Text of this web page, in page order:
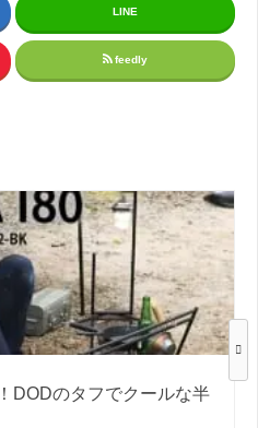
LINE
feedly
DODのタフでクールな半